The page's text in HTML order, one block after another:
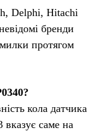
Delphi, Hitachi
бренди
протягом
кола датчика
вказує саме на